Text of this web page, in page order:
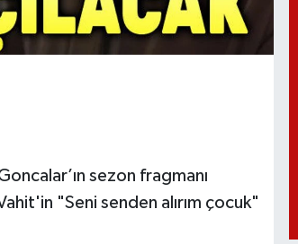
sezon fragmanı
"Seni senden alırım çocuk"